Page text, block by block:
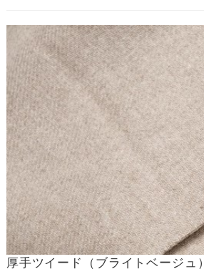
厚手ツイード（ブライトベージュ）